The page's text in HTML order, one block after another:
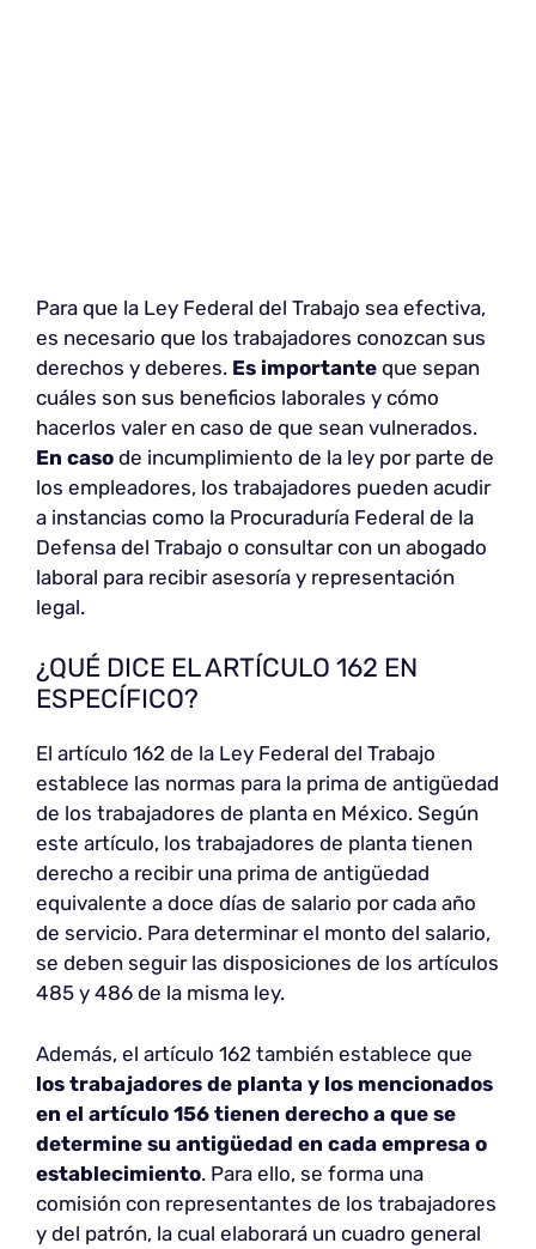
Para que la Ley Federal del Trabajo sea efectiva,
es necesario que los trabajadores conozcan sus
derechos y deberes. Es importante que sepan
cuáles son sus beneficios laborales y cómo
hacerlos valer en caso de que sean vulnerados.
En caso de incumplimiento de la ley por parte de
los empleadores, los trabajadores pueden acudir
a instancias como la Procuraduría Federal de la
Defensa del Trabajo o consultar con un abogado
laboral para recibir asesoría y representación
legal.
¿QUÉ DICE EL ARTÍCULO 162 EN
ESPECÍFICO?
El artículo 162 de la Ley Federal del Trabajo
establece las normas para la prima de antigüedad
de los trabajadores de planta en México. Según
este artículo, los trabajadores de planta tienen
derecho a recibir una prima de antigüedad
equivalente a doce días de salario por cada año
de servicio. Para determinar el monto del salario,
se deben seguir las disposiciones de los artículos
485 y 486 de la misma ley.
Además, el artículo 162 también establece que
los trabajadores de planta y los mencionados
en el artículo 156 tienen derecho a que se
determine su antigüedad en cada empresa o
establecimiento. Para ello, se forma una
comisión con representantes de los trabajadores
y del patrón, la cual elaborará un cuadro general